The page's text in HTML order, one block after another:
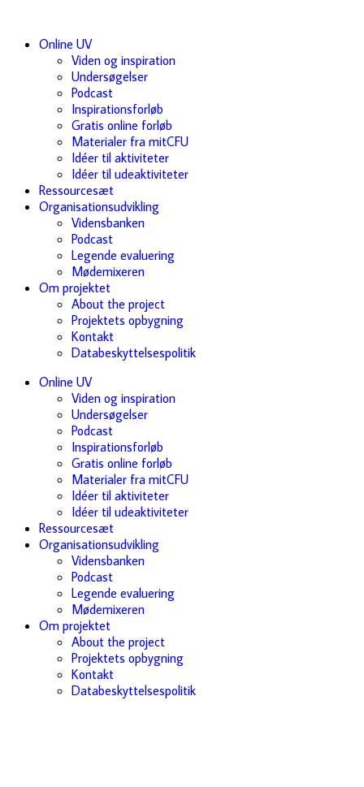
Online UV
Viden og inspiration
Undersøgelser
Podcast
Inspirationsforløb
Gratis online forløb
Materialer fra mitCFU
Idéer til aktiviteter
Idéer til udeaktiviteter
Ressourcesæt
Organisationsudvikling
Vidensbanken
Podcast
Legende evaluering
Mødemixeren
Om projektet
About the project
Projektets opbygning
Kontakt
Databeskyttelsespolitik
Online UV
Viden og inspiration
Undersøgelser
Podcast
Inspirationsforløb
Gratis online forløb
Materialer fra mitCFU
Idéer til aktiviteter
Idéer til udeaktiviteter
Ressourcesæt
Organisationsudvikling
Vidensbanken
Podcast
Legende evaluering
Mødemixeren
Om projektet
About the project
Projektets opbygning
Kontakt
Databeskyttelsespolitik